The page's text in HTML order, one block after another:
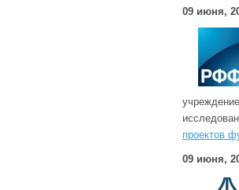
09 июня,
проектов
09 июня,